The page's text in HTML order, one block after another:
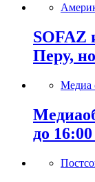
SOFAZ
Перу,
Медиа
до 16:00